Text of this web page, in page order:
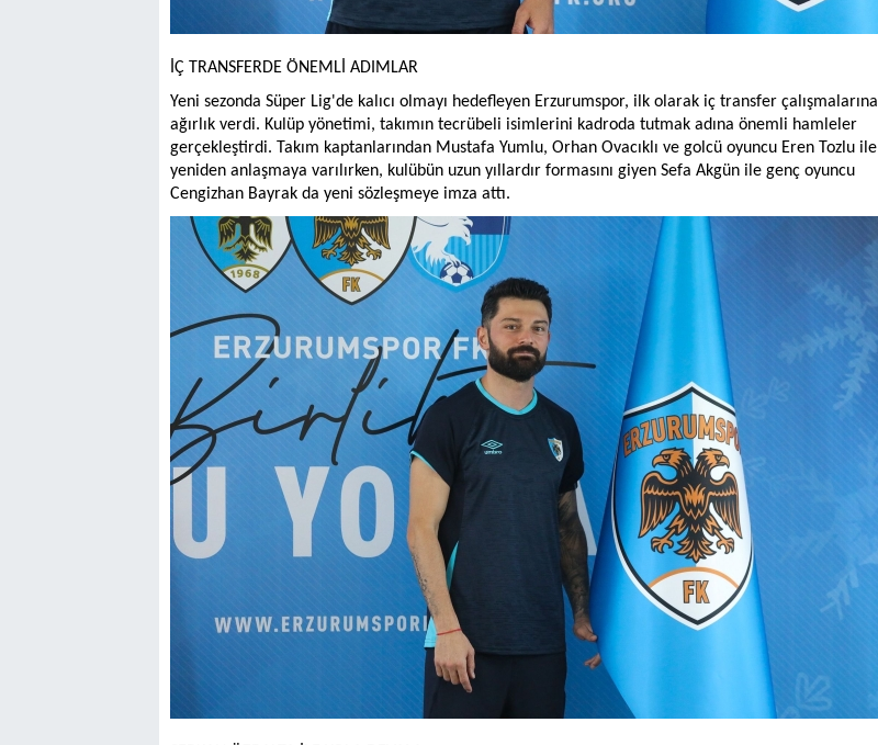
İÇ TRANSFERDE ÖNEMLİ ADIMLAR
Yeni sezonda Süper Lig'de kalıcı olmayı hedefleyen Erzurumspor, ilk olarak iç transfer çalışmalarına
ağırlık verdi. Kulüp yönetimi, takımın tecrübeli isimlerini kadroda tutmak adına önemli hamleler
gerçekleştirdi. Takım kaptanlarından Mustafa Yumlu, Orhan Ovacıklı ve golcü oyuncu Eren Tozlu ile
yeniden anlaşmaya varılırken, kulübün uzun yıllardır formasını giyen Sefa Akgün ile genç oyuncu
Cengizhan Bayrak da yeni sözleşmeye imza attı.